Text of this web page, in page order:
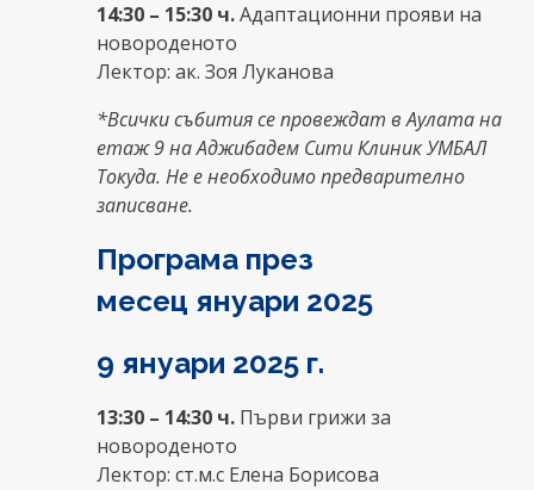
14:30 – 15:30 ч.Адаптационни прояви на
новороденото
Лектор: ак. Зоя Луканова
*Всички събития се провеждат в Аулата на
етаж 9 на Аджибадем Сити Клиник УМБАЛ
Токуда. Не е необходимо предварително
записване.
Програма през
месец януари 2025
9 януари 2025 г.
13:30 – 14:30 ч. Първи грижи за
новороденото
Лектор: ст.м.с Елена Борисова